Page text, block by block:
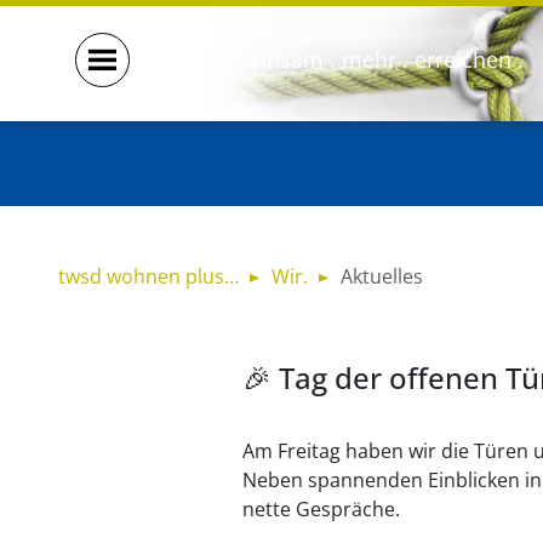
gemeinsam . mehr . erreichen .
twsd wohnen plus… Wir. Aktuelles
🎉 Tag der offenen
Am Freitag haben wir die
Neben spannenden Einblicken
nette Gespräche.